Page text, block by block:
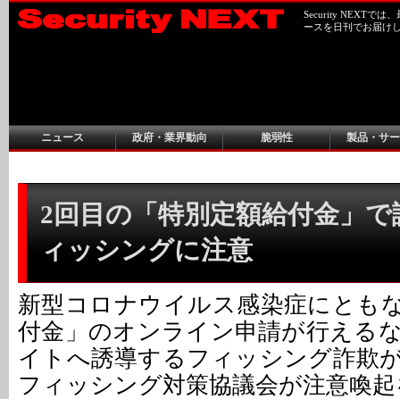
Security NEXTでは
ースを日刊でお届け
ニュース 政府・業界動向 脆弱性 製品・サ
2回目の「特別定額給付金」
ィッシングに注意
新型コロナウイルス感染症にとも
付金」のオンライン申請が行える
イトへ誘導するフィッシング詐欺
フィッシング対策協議会が注意喚